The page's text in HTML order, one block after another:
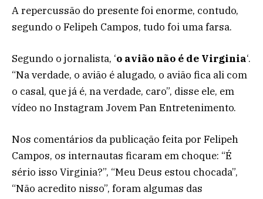
A repercussão do presente foi enorme, contudo,
segundo o Felipeh Campos, tudo foi uma farsa.
Segundo o jornalista, ‘o avião não é de Virginia‘.
“Na verdade, o avião é alugado, o avião fica ali com
o casal, que já é, na verdade, caro”, disse ele, em
vídeo no Instagram Jovem Pan Entretenimento.
Nos comentários da publicação feita por Felipeh
Campos, os internautas ficaram em choque: “É
sério isso Virginia?”, “Meu Deus estou chocada”,
“Não acredito nisso”, foram algumas das